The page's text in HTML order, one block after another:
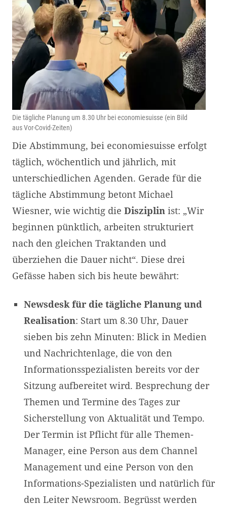
Die tägliche Planung um 8.30 Uhr bei economiesuisse (ein Bild
aus Vor-Covid-Zeiten)
Die Abstimmung, bei economiesuisse erfolgt
täglich, wöchentlich und jährlich, mit
unterschiedlichen Agenden. Gerade für die
tägliche Abstimmung betont Michael
Wiesner, wie wichtig die Disziplin ist: „Wir
beginnen pünktlich, arbeiten strukturiert
nach den gleichen Traktanden und
überziehen die Dauer nicht“. Diese drei
Gefässe haben sich bis heute bewährt:
Newsdesk für die tägliche Planung und
Realisation: Start um 8.30 Uhr, Dauer
sieben bis zehn Minuten: Blick in Medien
und Nachrichtenlage, die von den
Informationsspezialisten bereits vor der
Sitzung aufbereitet wird. Besprechung der
Themen und Termine des Tages zur
Sicherstellung von Aktualität und Tempo.
Der Termin ist Pflicht für alle Themen-
Manager, eine Person aus dem Channel
Management und eine Person von den
Informations-Spezialisten und natürlich für
den Leiter Newsroom. Begrüsst werden